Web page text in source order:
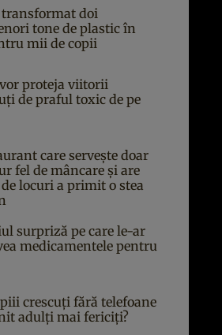
transformat doi
tone de plastic în
mii de copii
proteja viitorii
de praful toxic de pe
care servește doar
fel de mâncare și are
locuri a primit o stea
surpriză pe care le-ar
medicamentele pentru
crescuți fără telefoane
adulți mai fericiți?